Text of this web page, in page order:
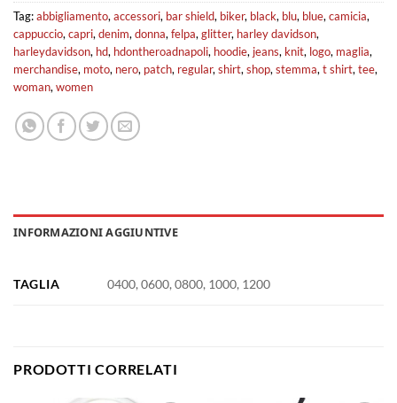
Tag:abbigliamento, accessori, bar shield, biker, black, blu, blue, camicia,
cappuccio, capri, denim, donna, felpa, glitter, harley davidson,
harleydavidson, hd, hdontheroadnapoli, hoodie, jeans, knit, logo, maglia,
merchandise, moto, nero, patch, regular, shirt, shop, stemma, t shirt, tee,
woman, women
INFORMAZIONI AGGIUNTIVE
TAGLIA 0400, 0600, 0800, 1000, 1200
PRODOTTI CORRELATI